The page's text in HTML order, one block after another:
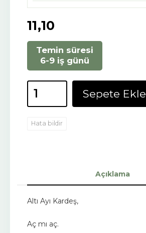
11,10
Temin süresi
6-9 iş günü
Sepete Ekle
Hata bildir
Açıklama
Altı Ayı Kardeş,
Aç mı aç.